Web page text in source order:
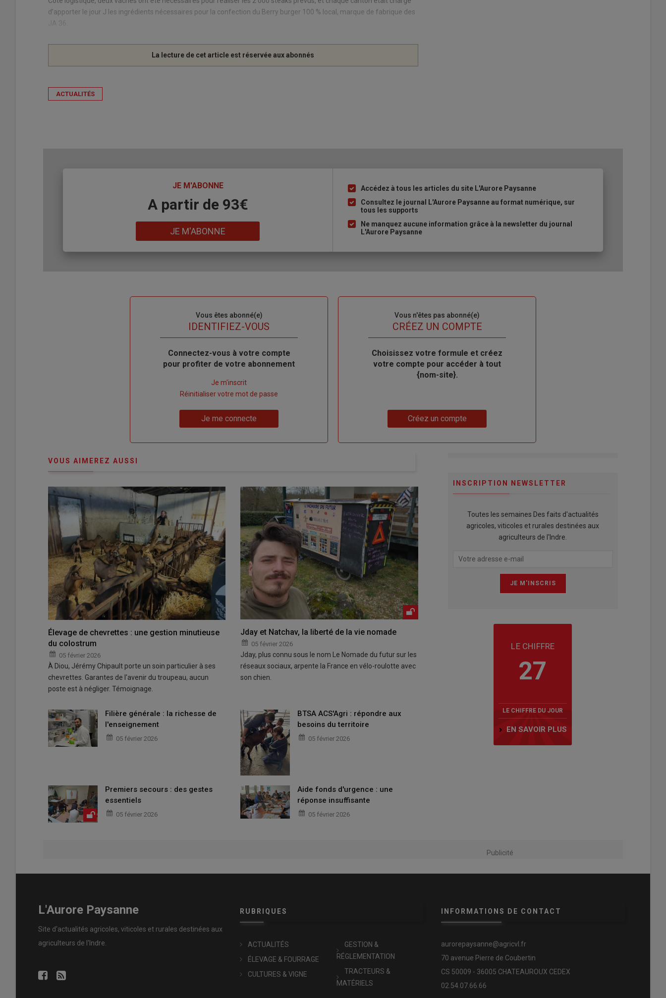
d’apporter le jour J les ingrédients nécessaires pour la confection du Berry burger 100 % local, marque de fabrique des
JA 36.
ACTUALITÉS
JE M'ABONNE
A partir de 93€
JE M'ABONNE
Liste
à
puce
Accédez à tous les articles du site L'Aurore Paysanne
Consultez le journal L'Aurore Paysanne au format numérique, sur
tous les supports
Ne manquez aucune information grâce à la newsletter du journal
L'Aurore Paysanne
Vous êtes abonné(e)
IDENTIFIEZ-VOUS
Body
Connectez-vous à votre compte
pour profiter de votre abonnement
compte"
Je m'inscrit
Réinitialiser votre mot de passe
Je me connecte
Vous n'êtes pas abonné(e)
TITRECRÉEZ UN COMPTE
Body
Choisissez votre formule et créez
votre compte pour accéder à tout
{nom-site}.
Créez un compte
VOUS AIMEREZ AUSSI
Élevage de chevrettes : une gestion minutieuse
du colostrum
05 février 2026
À Diou, Jérémy Chipault porte un soin particulier à ses
chevrettes. Garantes de l'avenir du troupeau, aucun
poste est à négliger. Témoignage.
Jday et Natchav, la liberté de la vie nomade
05 février 2026
Jday, plus connu sous le nom Le Nomade du futur sur les
réseaux sociaux, arpente la France en vélo-roulotte avec
son chien.
Filière générale : la richesse de
l'enseignement
05 février 2026
BTSA ACS'Agri : répondre aux
besoins du territoire
05 février 2026
Premiers secours : des gestes
essentiels
05 février 2026
Aide fonds d'urgence : une
réponse insuffisante
05 février 2026
INSCRIPTION NEWSLETTER
Toutes les semaines Des faits d'actualités
agricoles, viticoles et rurales destinées aux
agriculteurs de l'Indre.
LE CHIFFRE
27
LE CHIFFRE DU JOUR
EN SAVOIR PLUS
Publicité
L'Aurore Paysanne
Site d'actualités agricoles, viticoles et rurales destinées aux
agriculteurs de l'Indre.
RUBRIQUES
ACTUALITÉS
ÉLEVAGE & FOURRAGE
CULTURES & VIGNE
GESTION &
RÉGLEMENTATION
TRACTEURS &
MATÉRIELS
INFORMATIONS DE CONTACT
aurorepaysanne@agricvl.fr
70 avenue Pierre de Coubertin
CS 50009 - 36005 CHATEAUROUX CEDEX
02.54.07.66.66